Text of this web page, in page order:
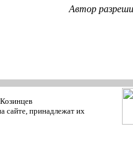
Автор
сайте, принадлежат их